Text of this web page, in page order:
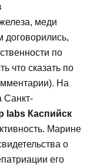
меди
договорились,
по
что сказать по
На
Санкт-
labs Каспийск
Марине
о
его